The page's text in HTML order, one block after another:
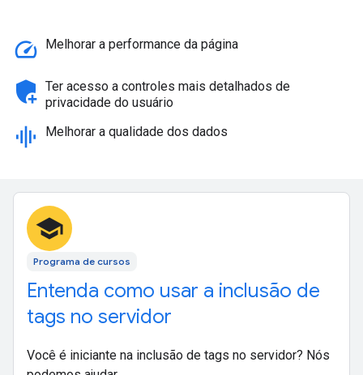
speed Melhorar a performance da página
add_moderator Ter acesso a controles mais detalhados de
privacidade do usuário
graphic_eq Melhorar a qualidade dos dados
school
Programa de cursos
Entenda como usar a inclusão de
tags no servidor
Você é iniciante na inclusão de tags no servidor? Nós